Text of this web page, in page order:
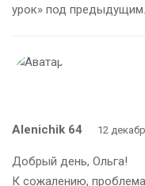
урок» под предыдущим.
Alenichik 64 12
Добрый день, Ольга!
К сожалению, проблема